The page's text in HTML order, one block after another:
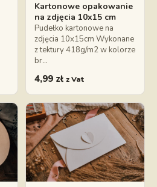
Kartonowe opakowanie
na zdjęcia 10x15 cm
Pudełko kartonowe na
zdjęcia 10x15cm Wykonane
z tektury 418g/m2 w kolorze
br…
4,99 zł z Vat